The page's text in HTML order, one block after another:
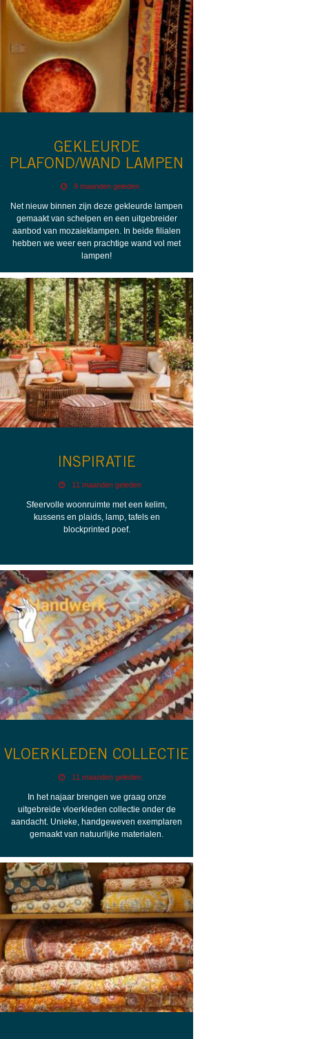
GEKLEURDE
PLAFOND/WAND LAMPEN
9 maanden geleden
Net nieuw binnen zijn deze gekleurde lampen
gemaakt van schelpen en een uitgebreider
aanbod van mozaieklampen. In beide filialen
hebben we weer een prachtige wand vol met
lampen!
INSPIRATIE
11 maanden geleden
Sfeervolle woonruimte met een kelim,
kussens en plaids, lamp, tafels en
blockprinted poef.
VLOERKLEDEN COLLECTIE
11 maanden geleden
In het najaar brengen we graag onze
uitgebreide vloerkleden collectie onder de
aandacht. Unieke, handgeweven exemplaren
gemaakt van natuurlijke materialen.